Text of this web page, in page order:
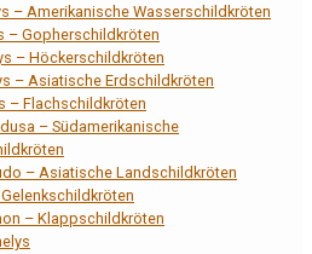
– Amerikanische Wasserschildkröten
– Gopherschildkröten
– Höckerschildkröten
– Asiatische Erdschildkröten
– Flachschildkröten
– Südamerikanische
– Asiatische Landschildkröten
– Klappschildkröten